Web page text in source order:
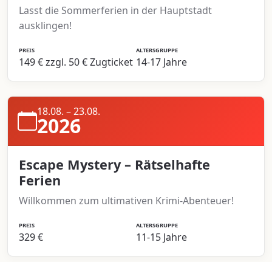
Lasst die Sommerferien in der Hauptstadt
ausklingen!
PREIS
149 € zzgl. 50 € Zugticket
ALTERSGRUPPE
14-17 Jahre
18.08. – 23.08.
2026
Escape Mystery – Rätselhafte
Ferien
Willkommen zum ultimativen Krimi-Abenteuer!
PREIS
329 €
ALTERSGRUPPE
11-15 Jahre